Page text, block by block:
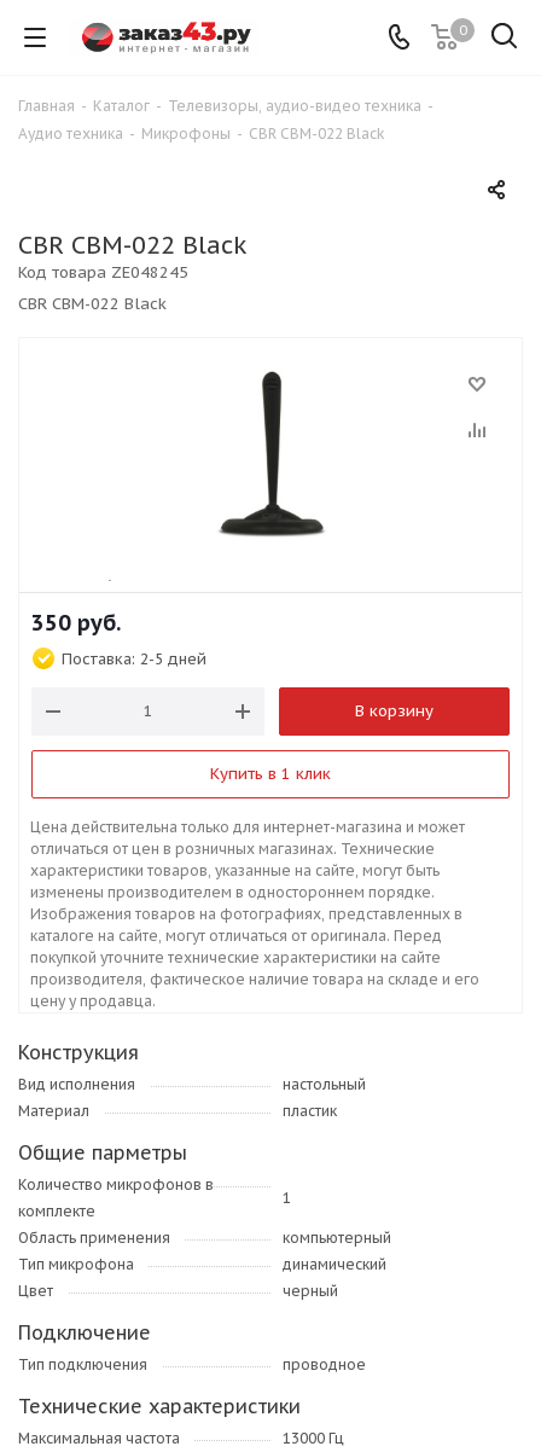
0
Главная - Каталог - Телевизоры, аудио-видео техника -
Аудио техника - Микрофоны - CBR CBM-022 Black
CBR CBM-022 Black
CBR CBM-022 Black
Код товара ZE048245
350 руб.
Поставка: 2-5 дней
В корзину
Купить в 1 клик
Цена действительна только для интернет-магазина и может
отличаться от цен в розничных магазинах. Технические
характеристики товаров, указанные на сайте, могут быть
изменены производителем в одностороннем порядке.
Изображения товаров на фотографиях, представленных в
каталоге на сайте, могут отличаться от оригинала. Перед
покупкой уточните технические характеристики на сайте
производителя, фактическое наличие товара на складе и его
цену у продавца.
Конструкция
Вид исполнения
настольный
Материал
пластик
Общие парметры
Количество микрофонов в
комплекте
1
Область применения
компьютерный
Тип микрофона
динамический
Цвет
черный
Подключение
Тип подключения проводное
Технические характеристики
Максимальная частота
13000 Гц